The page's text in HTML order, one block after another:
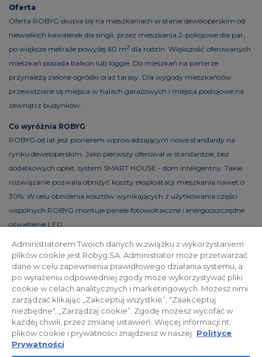
Oferta
Oferta ROBYG skupia się na mieszkaniach w stanie deweloperskim od
niewielkich kawalerek dla singli, przez mieszkania 2-pokojowe dla par,
po większe metraże powyżej 60 m2 dla rodzin. Większość oferowanych
mieszkań posiada balkon lub loggie. Do mieszkań na parterze
przynależą zielone ogródki oraz tarasy. Dla wygody mieszkańców
przewidziane są miejsca w halach garażowych i miejsca postojowe na
zewnątrz budynków.
Co wyróżnia ROBYG
ROBYG od lat jest pionierem wprowadzającym nowe standardy na
rynku deweloperskim. Jako pierwszy oferował w standardzie, bez
dodatkowych opłat, system SMART HOUSE - dom inteligentny. Takie
rozwiązanie pozwala obniżyć koszty eksploatacji mieszkania nawet o
30%. W celu obniżenia kosztów wynikających z użytkowania części
wspólnych ROBYG montuje panele fotowoltaiczne i energooszczędne
oświetlenie LED.
Polityka prywatności Relacje inwestorskie
Facebook
© 2026 ROBYG. Wszystkie prawa zastrzeżone. Powyższa oferta i
Administratorem Twoich danych w związku z wykorzystaniem
plików cookie jest Robyg SA. Administrator może przetwarzać
dane w celu zapewnienia prawidłowego działania systemu, a
po wyrażeniu odpowiedniej zgody może wykorzystywać pliki
cookie w celach analitycznych i marketingowych. Możesz nimi
zarządzać klikając „Zakceptuj wszystkie”, "Zaakceptuj
niezbędne", „Zarządzaj cookie”. Zgodę możesz wycofać w
każdej chwili, przez zmianę ustawień. Więcej informacji nt.
plików cookie i prywatności znajdziesz w naszej Polityce
Prywatności